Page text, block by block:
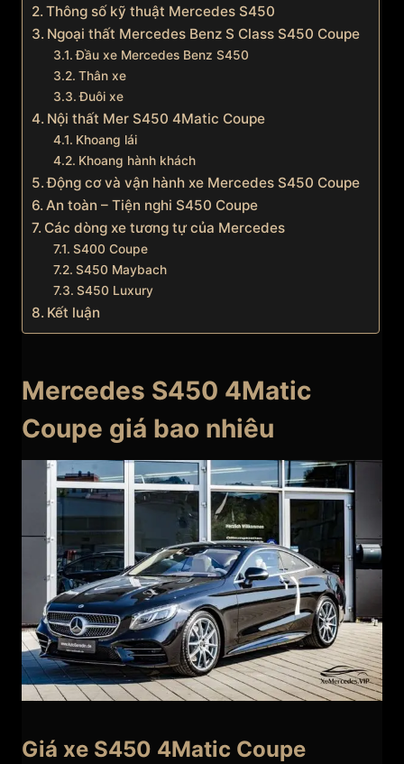
Thông số kỹ thuật Mercedes S450
Ngoại thất Mercedes Benz S Class S450 Coupe
Đầu xe Mercedes Benz S450
Thân xe
Đuôi xe
Nội thất Mer S450 4Matic Coupe
Khoang lái
Khoang hành khách
Động cơ và vận hành xe Mercedes S450 Coupe
An toàn – Tiện nghi S450 Coupe
Các dòng xe tương tự của Mercedes
S400 Coupe
S450 Maybach
S450 Luxury
Kết luận
Mercedes S450 4Matic
Coupe giá bao nhiêu
Giá xe S450 4Matic Coupe